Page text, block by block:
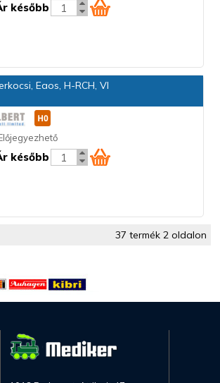
később
Eaos, H-RCH, VI
később
37 termék 2 oldalon